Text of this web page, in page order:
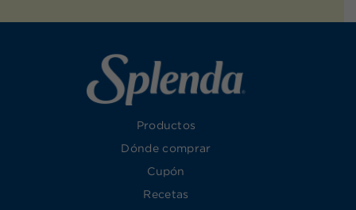
Productos
Dónde comprar
Cupón
Recetas